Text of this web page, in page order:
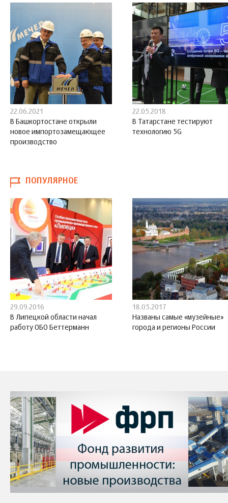
22.06.2021
В Башкортостане открыли
новое импортозамещающее
производство
22.05.2018
В Татарстане тестируют
технологию 5G
ПОПУЛЯРНОЕ
29.09.2016
В Липецкой области начал
работу ОБО Беттерманн
18.05.2017
Названы самые «музейные»
города и регионы России